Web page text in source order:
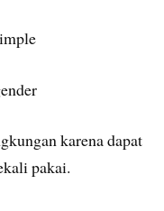
karena dapat
pakai.